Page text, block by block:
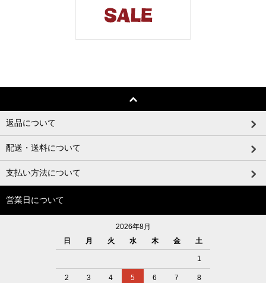
返品について
配送・送料について
支払い方法について
営業日について
2026年8月
日
月 火 水 木 金 土
1
2 3 4 5 6 7 8